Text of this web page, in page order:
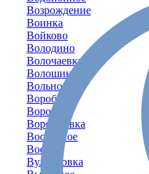
Возрождение
Воинка
Войково
Володино
Волочаевка
Волошино
Вольное
Воробьёво
Воронки
Воронцовка
Восточное
Восход
Вулкановка